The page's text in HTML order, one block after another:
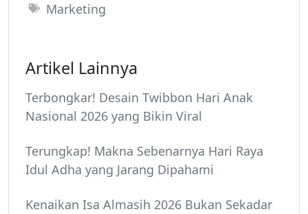
Marketing
Artikel Lainnya
Terbongkar! Desain Twibbon Hari Anak
Nasional 2026 yang Bikin Viral
Terungkap! Makna Sebenarnya Hari Raya
Idul Adha yang Jarang Dipahami
Kenaikan Isa Almasih 2026 Bukan Sekadar